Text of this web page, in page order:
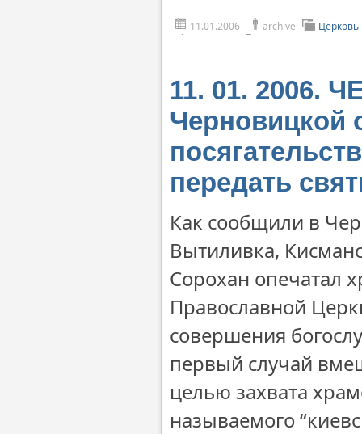
11.01.2006 archive
11. 01. 2006.
Черновицкой
передать
Как сообщили в
Вытиливка,
Сорохан опечатал
Православной
совершения
первый случай
целью захвата
называемого